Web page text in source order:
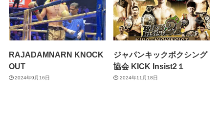
RAJADAMNARN KNOCK
OUT
2024年9月16日
ジャパンキックボクシング
協会 KICK Insist2１
2024年11月18日